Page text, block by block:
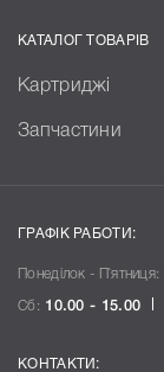
КАТАЛОГ ТОВАРІВ
Картриджі
Запчастини
ГРАФІК РАБОТИ:
Понеділок - П`ятниця:
Сб: 10.00 - 15.00
КОНТАКТИ: